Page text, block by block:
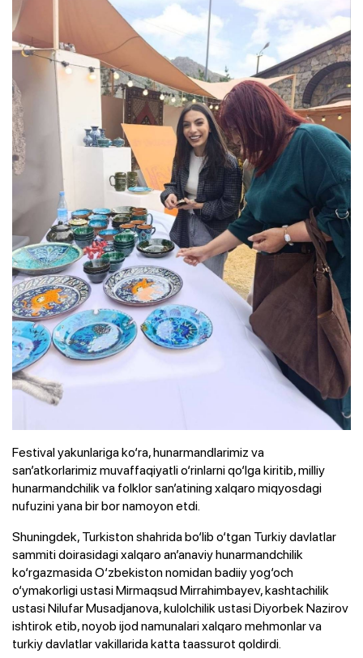
Festival yakunlariga ko‘ra, hunarmandlarimiz va
san’atkorlarimiz muvaffaqiyatli o‘rinlarni qo‘lga kiritib, milliy
hunarmandchilik va folklor san’atining xalqaro miqyosdagi
nufuzini yana bir bor namoyon etdi.
Shuningdek, Turkiston shahrida bo‘lib o‘tgan Turkiy davlatlar
sammiti doirasidagi xalqaro an’anaviy hunarmandchilik
ko‘rgazmasida O‘zbekiston nomidan badiiy yog‘och
o‘ymakorligi ustasi Mirmaqsud Mirrahimbayev, kashtachilik
ustasi Nilufar Musadjanova, kulolchilik ustasi Diyorbek Nazirov
ishtirok etib, noyob ijod namunalari xalqaro mehmonlar va
turkiy davlatlar vakillarida katta taassurot qoldirdi.